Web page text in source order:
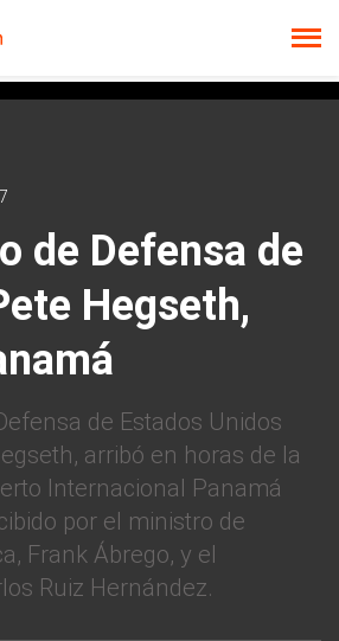
de Defensa de
Hegseth,
de Estados Unidos
arribó en horas de la
Internacional Panamá
por el ministro de
Frank Ábrego, y el
Ruiz Hernández.